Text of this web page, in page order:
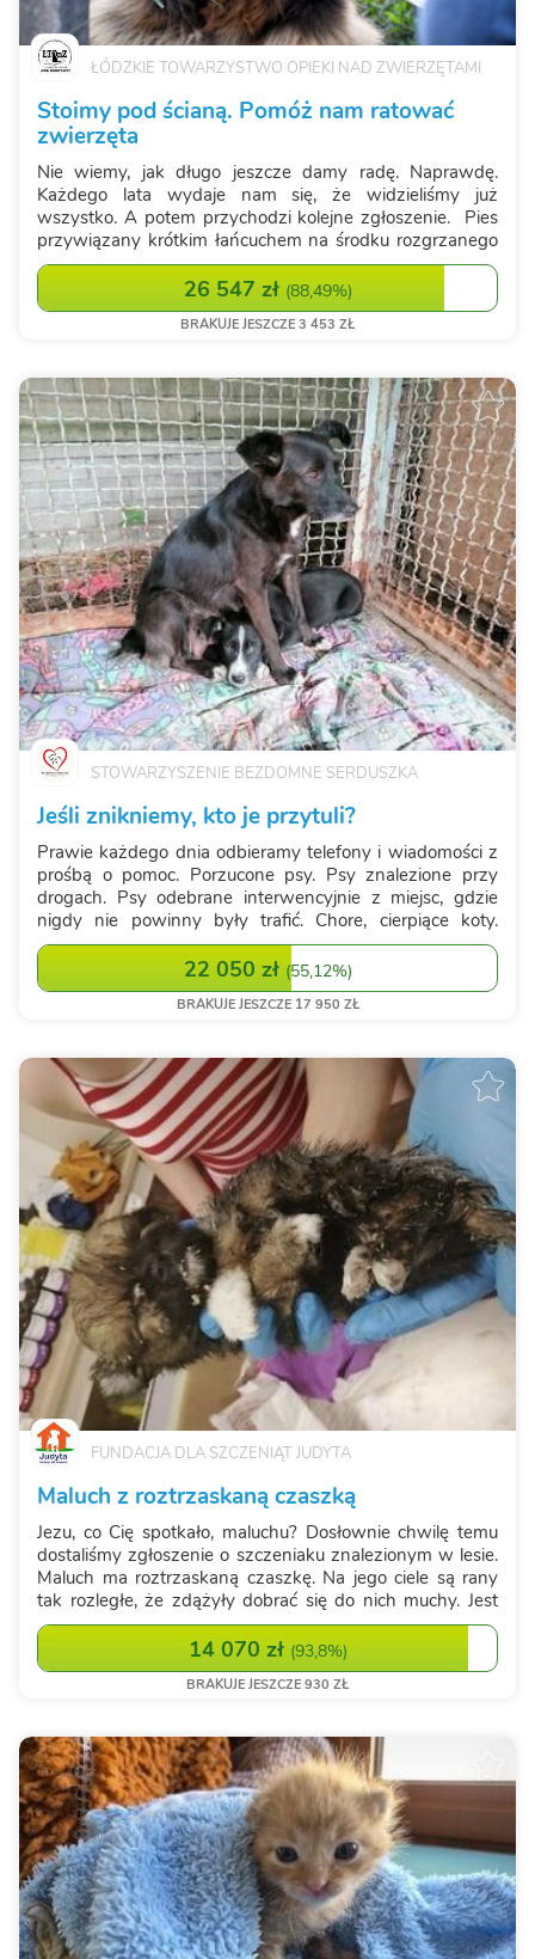
ŁÓDZKIE TOWARZYSTWO OPIEKI NAD ZWIERZĘTAMI
Stoimy pod ścianą. Pomóż nam ratować
zwierzęta
Nie wiemy, jak długo jeszcze damy radę. Naprawdę.
Każdego lata wydaje nam się, że widzieliśmy już
wszystko. A potem przychodzi kolejne zgłoszenie. Pies
przywiązany krótkim łańcuchem na środku rozgrzanego
pola. Bez cienia. Bez wody. Z językiem opadającym z
wycieńczenia. Kot zamknięty w nag...
26 547 zł (88,49%)
BRAKUJE JESZCZE 3 453 ZŁ
STOWARZYSZENIE BEZDOMNE SERDUSZKA
Jeśli znikniemy, kto je przytuli?
Prawie każdego dnia odbieramy telefony i wiadomości z
prośbą o pomoc. Porzucone psy. Psy znalezione przy
drogach. Psy odebrane interwencyjnie z miejsc, gdzie
nigdy nie powinny były trafić. Chore, cierpiące koty.
Ciężarne kotki. Każde z tych istnień zasługuje na
bezpieczeństwo, leczenie i szansę n...
22 050 zł (55,12%)
BRAKUJE JESZCZE 17 950 ZŁ
FUNDACJA DLA SZCZENIĄT JUDYTA
Maluch z roztrzaskaną czaszką
Jezu, co Cię spotkało, maluchu? Dosłownie chwilę temu
dostaliśmy zgłoszenie o szczeniaku znalezionym w lesie.
Maluch ma roztrzaskaną czaszkę. Na jego ciele są rany
tak rozległe, że zdążyły dobrać się do nich muchy. Jest
zjadany żywcem, a do tego był w lesie sam - bez żadnej
pomocy. Nie wiemy jesz...14 070 zł (93,8%)
BRAKUJE JESZCZE 930 ZŁ